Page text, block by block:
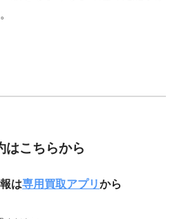
はこちらから
は専用買取アプリから